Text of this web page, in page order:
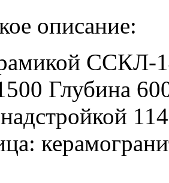
описание:
ССКЛ-
Глубина